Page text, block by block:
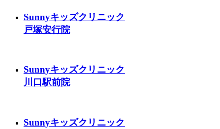
Sunnyキッズクリニック
戸塚安行院
Sunnyキッズクリニック
川口駅前院
Sunnyキッズクリニック